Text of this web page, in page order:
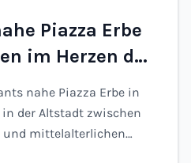
Piazza Erbe
im Herzen der
nahe Piazza Erbe in
in der Altstadt zwischen
und mittelalterlichen